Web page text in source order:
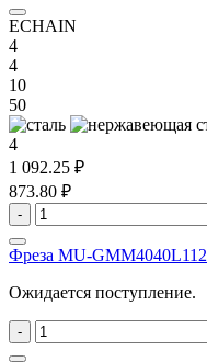
ECHAIN
4
4
10
50
4
1 092.25 ₽
873.80 ₽
-
Фреза MU-GMM4040L112
Ожидается поступление.
-